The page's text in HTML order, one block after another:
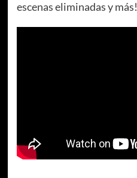
escenas eliminadas y más!